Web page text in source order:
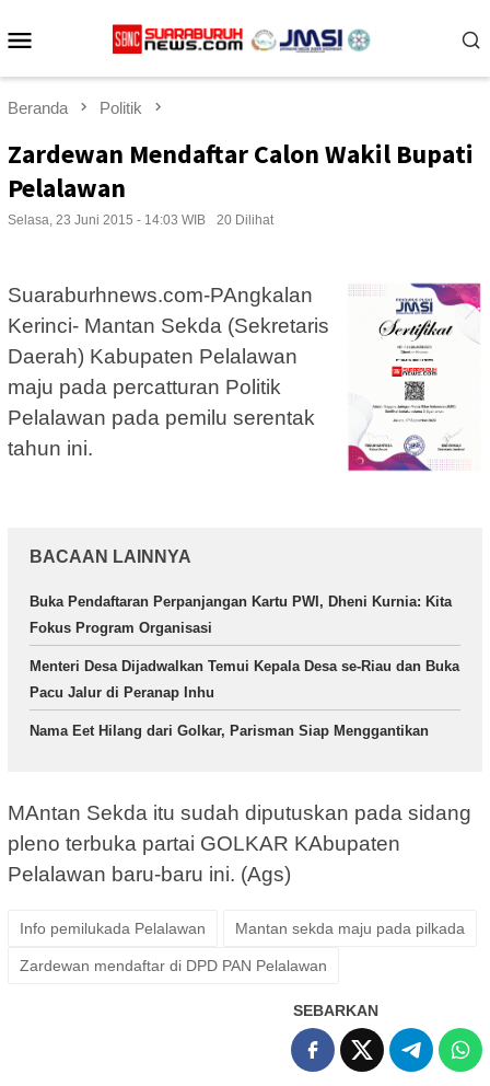
ke
Beranda Politik
Zardewan Mendaftar Calon Wakil Bupati
Pelalawan
Selasa, 23 Juni 2015 - 14:03 WIB 20 Dilihat
Suaraburhnews.com-PAngkalan
Kerinci- Mantan Sekda (Sekretaris
Daerah) Kabupaten Pelalawan
maju pada percatturan Politik
Pelalawan pada pemilu serentak
tahun ini.
BACAAN LAINNYA
Buka Pendaftaran Perpanjangan Kartu PWI, Dheni Kurnia: Kita
Fokus Program Organisasi
Menteri Desa Dijadwalkan Temui Kepala Desa se-Riau dan Buka
Pacu Jalur di Peranap Inhu
Nama Eet Hilang dari Golkar, Parisman Siap Menggantikan
MAntan Sekda itu sudah diputuskan pada sidang
pleno terbuka partai GOLKAR KAbupaten
Pelalawan baru-baru ini. (Ags)
Info pemilukada Pelalawan Mantan sekda maju pada pilkada
Zardewan mendaftar di DPD PAN Pelalawan
SEBARKAN